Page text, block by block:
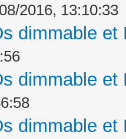
2016, 13:10:33
dimmable
dimmable
dimmable